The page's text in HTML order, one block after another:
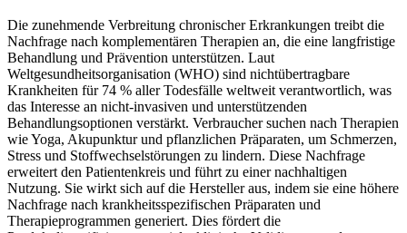
Die zunehmende Verbreitung chronischer Erkrankungen treibt die
Nachfrage nach komplementären Therapien an, die eine langfristige
Behandlung und Prävention unterstützen. Laut
Weltgesundheitsorganisation (WHO) sind nichtübertragbare
Krankheiten für 74 % aller Todesfälle weltweit verantwortlich, was
das Interesse an nicht-invasiven und unterstützenden
Behandlungsoptionen verstärkt. Verbraucher suchen nach Therapien
wie Yoga, Akupunktur und pflanzlichen Präparaten, um Schmerzen,
Stress und Stoffwechselstörungen zu lindern. Diese Nachfrage
erweitert den Patientenkreis und führt zu einer nachhaltigen
Nutzung. Sie wirkt sich auf die Hersteller aus, indem sie eine höhere
Nachfrage nach krankheitsspezifischen Präparaten und
Therapieprogrammen generiert. Dies fördert die